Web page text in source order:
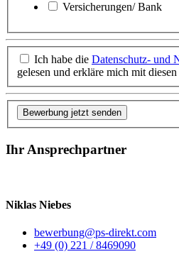
Versicherungen/ Bank
Ich habe die Datenschutz- und
gelesen und erkläre mich mit
Bewerbung jetzt senden
Ihr Ansprechpartner
Niklas Niebes
bewerbung@ps-direkt.com
+49 (0) 221 / 8469090